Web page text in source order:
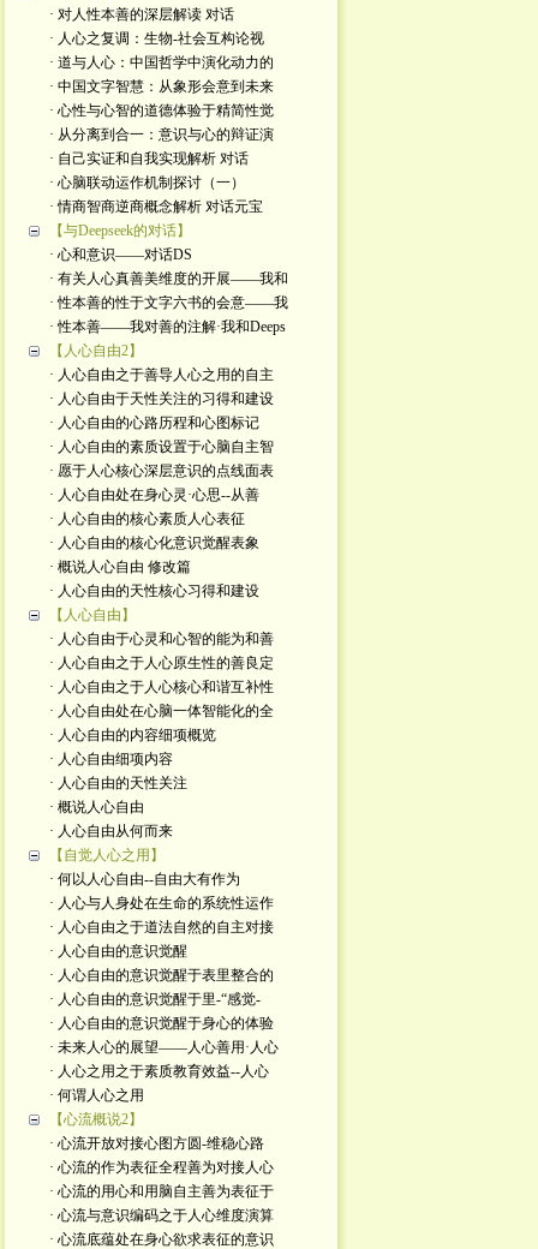
· 对人性本善的深层解读 对话
· 人心之复调：生物-社会互构论视
· 道与人心：中国哲学中演化动力的
· 中国文字智慧：从象形会意到未来
· 心性与心智的道德体验于精简性觉
· 从分离到合一：意识与心的辩证演
· 自己实证和自我实现解析 对话
· 心脑联动运作机制探讨（一）
· 情商智商逆商概念解析 对话元宝
【与Deepseek的对话】
· 心和意识——对话DS
· 有关人心真善美维度的开展——我和
· 性本善的性于文字六书的会意——我
· 性本善——我对善的注解·我和Deeps
【人心自由2】
· 人心自由之于善导人心之用的自主
· 人心自由于天性关注的习得和建设
· 人心自由的心路历程和心图标记
· 人心自由的素质设置于心脑自主智
· 愿于人心核心深层意识的点线面表
· 人心自由处在身心灵·心思--从善
· 人心自由的核心素质人心表征
· 人心自由的核心化意识觉醒表象
· 概说人心自由 修改篇
· 人心自由的天性核心习得和建设
【人心自由】
· 人心自由于心灵和心智的能为和善
· 人心自由之于人心原生性的善良定
· 人心自由之于人心核心和谐互补性
· 人心自由处在心脑一体智能化的全
· 人心自由的内容细项概览
· 人心自由细项内容
· 人心自由的天性关注
· 概说人心自由
· 人心自由从何而来
【自觉人心之用】
· 何以人心自由--自由大有作为
· 人心与人身处在生命的系统性运作
· 人心自由之于道法自然的自主对接
· 人心自由的意识觉醒
· 人心自由的意识觉醒于表里整合的
· 人心自由的意识觉醒于里-“感觉-
· 人心自由的意识觉醒于身心的体验
· 未来人心的展望——人心善用·人心
· 人心之用之于素质教育效益--人心
· 何谓人心之用
【心流概说2】
· 心流开放对接心图方圆-维稳心路
· 心流的作为表征全程善为对接人心
· 心流的用心和用脑自主善为表征于
· 心流与意识编码之于人心维度演算
· 心流底蕴处在身心欲求表征的意识